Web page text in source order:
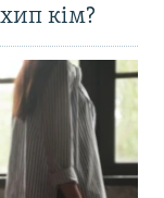
кім?